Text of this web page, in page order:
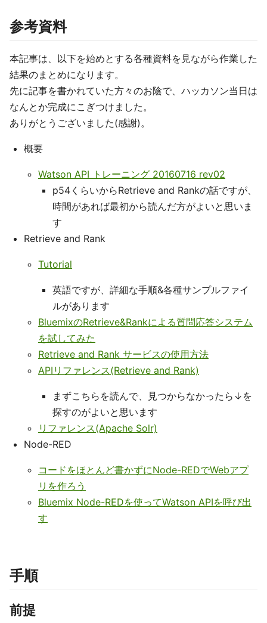
参考資料
本記事は、以下を始めとする各種資料を見ながら作業した
結果のまとめになります。
先に記事を書かれていた方々のお陰で、ハッカソン当日は
なんとか完成にこぎつけました。
ありがとうございました(感謝)。
概要
Watson API トレーニング 20160716 rev02
p54くらいからRetrieve and Rankの話ですが、
時間があれば最初から読んだ方がよいと思いま
す
Retrieve and Rank
Tutorial
英語ですが、詳細な手順&各種サンプルファイ
ルがあります
BluemixのRetrieve&Rankによる質問応答システム
を試してみた
Retrieve and Rank サービスの使用方法
APIリファレンス(Retrieve and Rank)
まずこちらを読んで、見つからなかったら↓を
探すのがよいと思います
リファレンス(Apache Solr)
Node-RED
コードをほとんど書かずにNode-REDでWebアプ
リを作ろう
Bluemix Node-REDを使ってWatson APIを呼び出
す
手順
前提